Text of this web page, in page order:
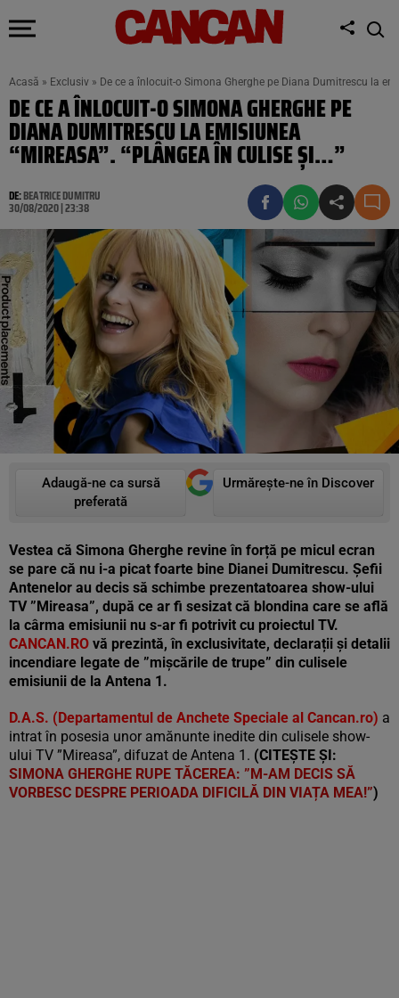
Acasă » Exclusiv » De ce a înlocuit-o Simona Gherghe pe Diana Dumitrescu la
DE CE A ÎNLOCUIT-O SIMONA GHERGHE PE
DIANA DUMITRESCU LA EMISIUNEA
“MIREASA”. “PLÂNGEA ÎN CULISE ȘI…”
DE:BEATRICE DUMITRU
30/08/2020 | 23:38
Adaugă-ne ca sursă
preferată
Urmărește-ne în Discover
Vestea că Simona Gherghe revine în forță pe micul ecran
se pare că nu i-a picat foarte bine Dianei Dumitrescu. Șefii
Antenelor au decis să schimbe prezentatoarea show-ului
TV ”Mireasa”, după ce ar fi sesizat că blondina care se află
la cârma emisiunii nu s-ar fi potrivit cu proiectul TV.
CANCAN.RO vă prezintă, în exclusivitate, declarații și detalii
incendiare legate de ”mișcările de trupe” din culisele
emisiunii de la Antena 1.
D.A.S. (Departamentul de Anchete Speciale al Cancan.ro) a
intrat în posesia unor amănunte inedite din culisele show-
ului TV ”Mireasa”, difuzat de Antena 1. (CITEȘTE ȘI:
SIMONA GHERGHE RUPE TĂCEREA: ”M-AM DECIS SĂ
VORBESC DESPRE PERIOADA DIFICILĂ DIN VIAȚA MEA!”)